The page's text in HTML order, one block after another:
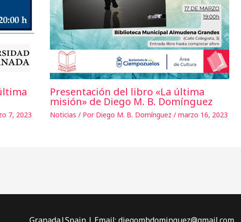
7, 2023
Presentación del libro «La última
misión» de Diego M. B. Domínguez
Noticias / Por Diego M. B. Domínguez / marzo 16, 2023